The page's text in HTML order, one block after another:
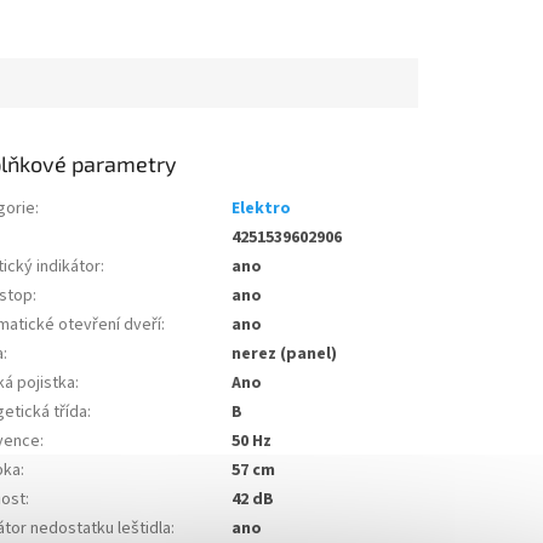
parametry
:
Elektro
4251539602906
indikátor:
ano
:
ano
otevření dveří:
ano
:
nerez (panel)
pojistka:
Ano
třída:
B
:
50 Hz
:
57 cm
:
42 dB
nedostatku leštidla:
ano